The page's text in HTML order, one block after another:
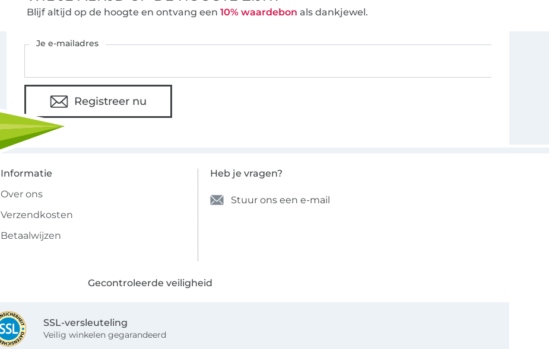
Blijf altijd op de hoogte en ontvang een 10% waardebon als dankjewel.
Je e-mailadres
Registreer nu
Informatie
Over ons
Verzendkosten
Betaalwijzen
Heb je vragen?
Stuur ons een e-mail
Gecontroleerde veiligheid
SSL-versleuteling
Veilig winkelen gegarandeerd